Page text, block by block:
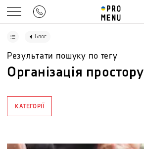
Блог
Результати пошуку по тегу
Організація простору
КАТЕГОРІЇ